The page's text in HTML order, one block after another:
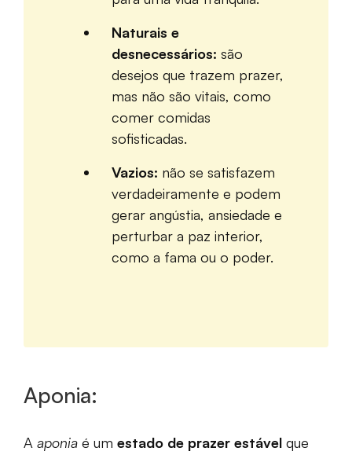
Naturais e
desnecessários: são
desejos que trazem prazer,
mas não são vitais, como
comer comidas
sofisticadas.
Vazios: não se satisfazem
verdadeiramente e podem
gerar angústia, ansiedade e
perturbar a paz interior,
como a fama ou o poder.
Aponia:
A aponia é um estado de prazer estável que